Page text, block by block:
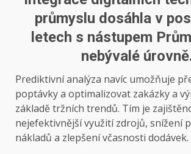
průmyslu dosáhla v
letech s nástupem
nebývalé
Prediktivní analýza navíc umožňuje
poptávky a optimalizovat zakázky a
základě tržních trendů. Tím je
nejefektivnější využití zdrojů, snížení
nákladů a zlepšení včasnosti dodávek.